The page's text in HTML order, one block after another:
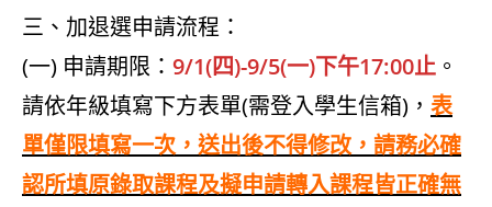
三、加退選申請流程：
(一) 申請期限： 9/1(四)-9/5(一)下午17:00止 。
請依年級填寫下方表單(需登入學生信箱)， 表
單僅限填寫一次，送出後不得修改，請務必確
認所填原錄取課程及擬申請轉入課程皆正確無